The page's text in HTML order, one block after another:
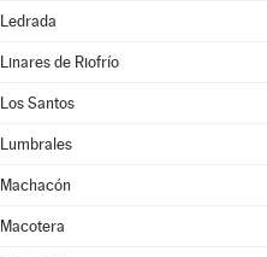
Ledrada
Linares de Riofrío
Los Santos
Lumbrales
Machacón
Macotera